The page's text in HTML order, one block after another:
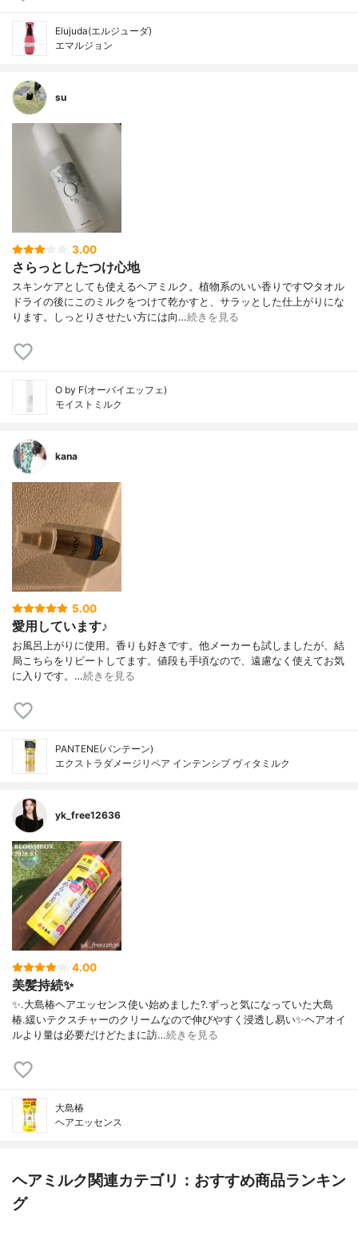
Elujuda(エルジューダ)
エマルジョン
su
3.00
さらっとしたつけ心地
スキンケアとしても使えるヘアミルク。植物系のいい香りです♡タオル
ドライの後にこのミルクをつけて乾かすと、サラッとした仕上がりにな
ります。しっとりさせたい方には向…続きを見る
O by F(オーバイエッフェ)
モイストミルク
kana
5.00
愛用しています♪
お風呂上がりに使用。香りも好きです。他メーカーも試しましたが、結
局こちらをリピートしてます。値段も手頃なので、遠慮なく使えてお気
に入りです。…続きを見る
PANTENE(パンテーン)
エクストラダメージリペア インテンシブ ヴィタミルク
yk_free12636
4.00
美髪持続✨
✨.大島椿ヘアエッセンス使い始めました?.ずっと気になっていた大島
椿.緩いテクスチャーのクリームなので伸びやすく浸透し易い✨ヘアオイ
ルより量は必要だけどたまに訪…続きを見る
大島椿
ヘアエッセンス
ヘアミルク関連カテゴリ：おすすめ商品ランキン
グ